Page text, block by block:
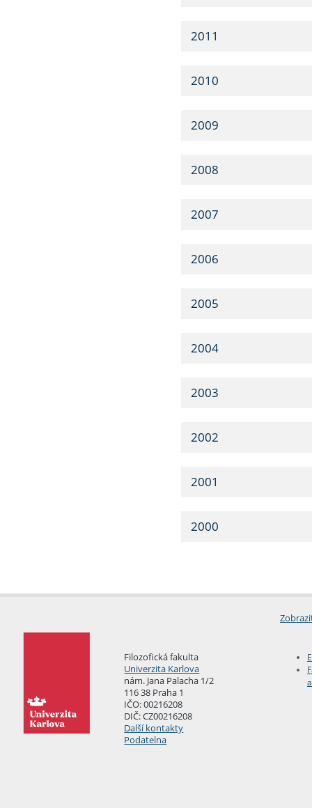
2011
2010
2009
2008
2007
2006
2005
2004
2003
2002
2001
2000
Filozofická fakulta
Univerzita Karlova
nám. Jana Palacha 1/2
116 38 Praha 1
IČO: 00216208
DIČ: CZ00216208
Další kontakty
Podatelna